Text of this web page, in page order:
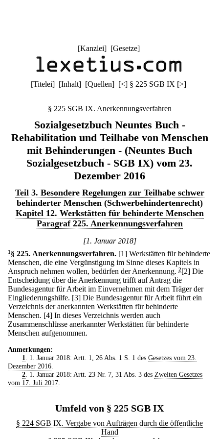
[Kanzlei] [Gesetze]
[Titelei] [Inhalt] [Quellen] [<] § 225 SGB IX [>]
§ 225 SGB IX. Anerkennungsverfahren
Sozialgesetzbuch Neuntes Buch -
Rehabilitation und Teilhabe von Menschen
mit Behinderungen - (Neuntes Buch
Sozialgesetzbuch - SGB IX) vom 23.
Dezember 2016
Teil 3. Besondere Regelungen zur Teilhabe schwer
behinderter Menschen (Schwerbehindertenrecht)
Kapitel 12. Werkstätten für behinderte Menschen
Paragraf 225. Anerkennungsverfahren
[1. Januar 2018]
1 § 225. Anerkennungsverfahren. [1] Werkstätten für behinderte
Menschen, die eine Vergünstigung im Sinne dieses Kapitels in
Anspruch nehmen wollen, bedürfen der Anerkennung. 2[2] Die
Entscheidung über die Anerkennung trifft auf Antrag die
Bundesagentur für Arbeit im Einvernehmen mit dem Träger der
Eingliederungshilfe. [3] Die Bundesagentur für Arbeit führt ein
Verzeichnis der anerkannten Werkstätten für behinderte
Menschen. [4] In dieses Verzeichnis werden auch
Zusammenschlüsse anerkannter Werkstätten für behinderte
Menschen aufgenommen.
Anmerkungen:
1
. 1. Januar 2018: Artt. 1, 26 Abs. 1 S. 1 des Gesetzes vom 23.
Dezember 2016
2. 1. Januar 2018: Artt. 23 Nr. 7, 31 Abs. 3 des Zweiten Gesetzes
vom 17. Juli 2017
Umfeld von § 225 SGB IX
§ 224 SGB IX. Vergabe von Aufträgen durch die öffentliche
Hand